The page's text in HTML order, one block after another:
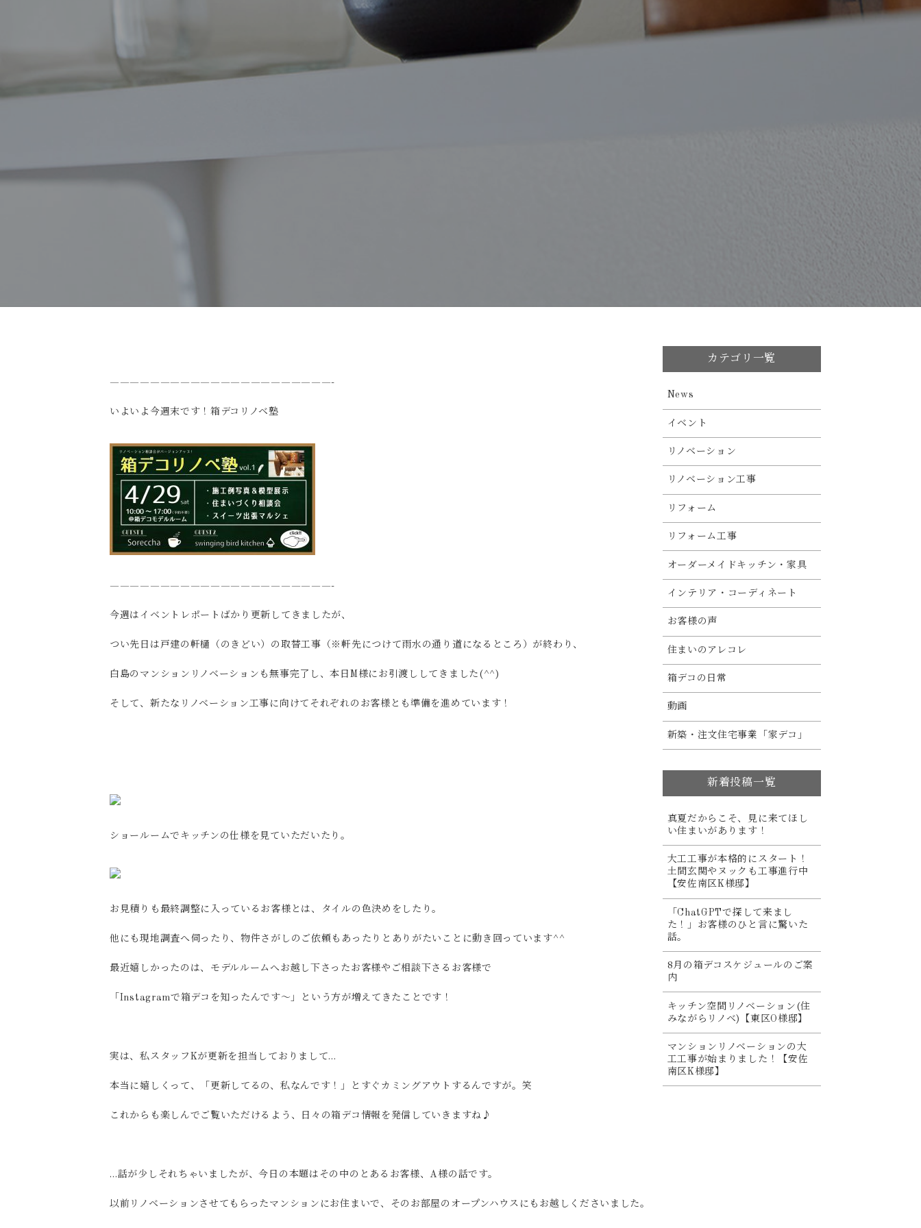
——————————————————————-
いよいよ今週末です！箱デコリノベ塾
——————————————————————-
今週はイベントレポートばかり更新してきましたが、
つい先日は戸建の軒樋（のきどい）の取替工事（※軒先につけて雨水の通り道になるところ）が終わり、
白島のマンションリノベーションも無事完了し、本日M様にお引渡ししてきました(^^)
そして、新たなリノベーション工事に向けてそれぞれのお客様とも準備を進めています！
ショールームでキッチンの仕様を見ていただいたり。
お見積りも最終調整に入っているお客様とは、タイルの色決めをしたり。
他にも現地調査へ伺ったり、物件さがしのご依頼もあったりとありがたいことに動き回っています^^
最近嬉しかったのは、モデルルームへお越し下さったお客様やご相談下さるお客様で
「Instagramで箱デコを知ったんです～」という方が増えてきたことです！
実は、私スタッフKが更新を担当しておりまして…
本当に嬉しくって、「更新してるの、私なんです！」とすぐカミングアウトするんですが。笑
これからも楽しんでご覧いただけるよう、日々の箱デコ情報を発信していきますね♪
…話が少しそれちゃいましたが、今日の本題はその中のとあるお客様、A様の話です。
以前リノベーションさせてもらったマンションにお住まいで、そのお部屋のオープンハウスにもお越しくださいました。
カテゴリ一覧
News
イベント
リノベーション
リノベーション工事
リフォーム
リフォーム工事
オーダーメイドキッチン・家具
インテリア・コーディネート
お客様の声
住まいのアレコレ
箱デコの日常
動画
新築・注文住宅事業「家デコ」
新着投稿一覧
真夏だからこそ、見に来てほし
い住まいがあります！
大工工事が本格的にスタート！
土間玄関やヌックも工事進行中
【安佐南区K様邸】
「ChatGPTで探して来まし
た！」お客様のひと言に驚いた
話。
8月の箱デコスケジュールのご案
内
キッチン空間リノベーション(住
みながらリノベ)【東区O様邸】
マンションリノベーションの大
工工事が始まりました！【安佐
南区K様邸】